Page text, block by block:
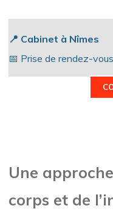
📍 Cabinet à Nîmes
📅 Prise de rendez-
Une
corps et de